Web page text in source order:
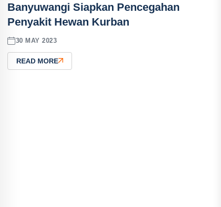
Banyuwangi Siapkan Pencegahan
Penyakit Hewan Kurban
30 MAY 2023
READ MORE